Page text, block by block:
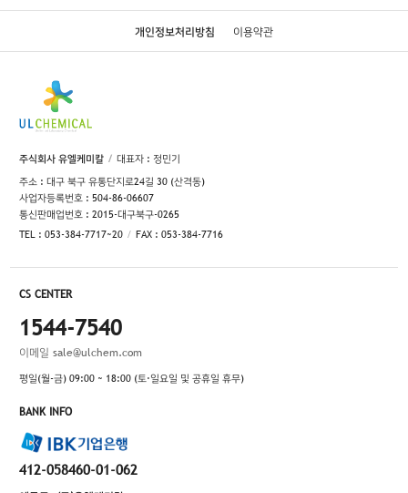
개인정보처리방침 이용약관
주식회사 유엘케미칼
대표자 : 정민기
주소 : 대구 북구 유통단지로24길 30 (산격동)
사업자등록번호 : 504-86-06607
통신판매업번호 : 2015-대구북구-0265
TEL : 053-384-7717~20
FAX : 053-384-7716
CS CENTER
1544-7540
이메일 sale@ulchem.com
평일(월-금) 09:00 ~ 18:00 (토·일요일 및 공휴일 휴무)
BANK INFO
412-058460-01-062